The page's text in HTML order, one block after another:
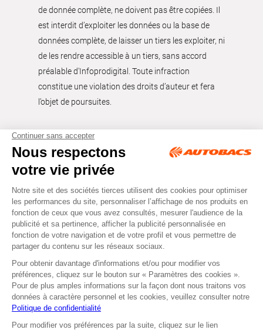
de donnée complète, ne doivent pas être copiées. Il
est interdit d’exploiter les données ou la base de
données complète, de laisser un tiers les exploiter, ni
de les rendre accessible à un tiers, sans accord
préalable d'Infoprodigital. Toute infraction
constitue une violation des droits d’auteur et fera
l’objet de poursuites.
Tous droits réservés © Autobacs
Mentions légales RGPD
Cookies CGV
Facebook Instagram